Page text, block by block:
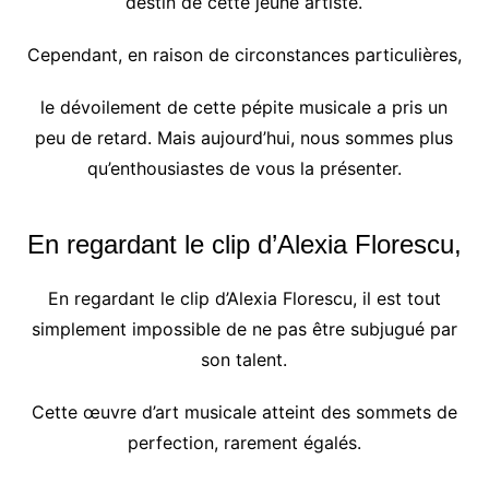
Cependant, en raison de circonstances particulières,
le dévoilement de cette pépite musicale a pris un
peu de retard. Mais aujourd’hui, nous sommes plus
qu’enthousiastes de vous la présenter.
En regardant le clip d’Alexia Florescu,
En regardant le clip d’Alexia Florescu, il est tout
simplement impossible de ne pas être subjugué par
son talent.
Cette œuvre d’art musicale atteint des sommets de
perfection, rarement égalés.